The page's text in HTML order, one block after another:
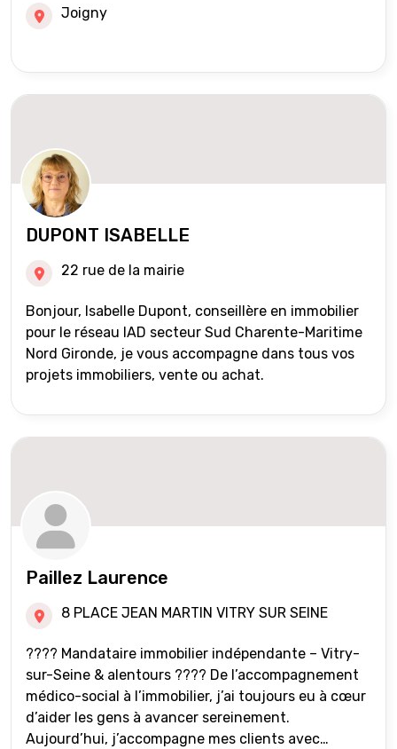
Joigny
DUPONT ISABELLE
22 rue de la mairie
Bonjour, Isabelle Dupont, conseillère en immobilier
pour le réseau IAD secteur Sud Charente-Maritime
Nord Gironde, je vous accompagne dans tous vos
projets immobiliers, vente ou achat.
Paillez Laurence
8 PLACE JEAN MARTIN VITRY SUR SEINE
???? Mandataire immobilier indépendante – Vitry-
sur-Seine & alentours ???? De l’accompagnement
médico-social à l’immobilier, j’ai toujours eu à cœur
d’aider les gens à avancer sereinement.
Aujourd’hui, j’accompagne mes clients avec